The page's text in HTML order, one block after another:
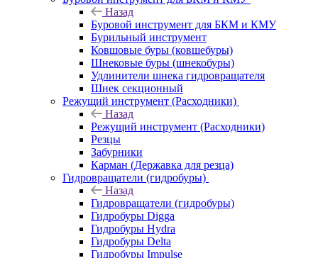
Назад
Буровой инструмент для БКМ и КМУ
Бурильный инструмент
Ковшовые буры (ковшебуры)
Шнековые буры (шнекобуры)
Удлинители шнека гидровращателя
Шнек секционный
Режущий инструмент (Расходники)
Назад
Режущий инструмент (Расходники)
Резцы
Забурники
Карман (Державка для резца)
Гидровращатели (гидробуры)
Назад
Гидровращатели (гидробуры)
Гидробуры Digga
Гидробуры Hydra
Гидробуры Delta
Гидробуры Impulse